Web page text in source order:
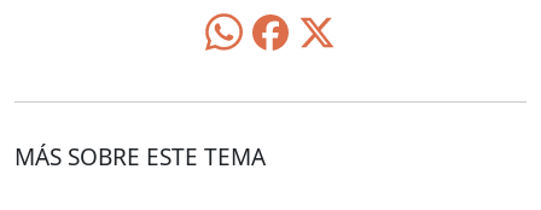
MÁS SOBRE ESTE TEMA